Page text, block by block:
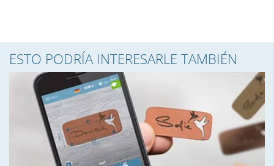
ESTO PODRÍA INTERESARLE TAMBIÉN